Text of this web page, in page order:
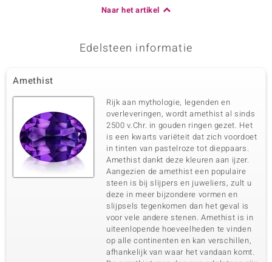
Naar het artikel
Edelsteen informatie
Amethist
Rijk aan mythologie, legenden en
overleveringen, wordt amethist al sinds
2500 v.Chr. in gouden ringen gezet. Het
is een kwarts variëteit dat zich voordoet
in tinten van pastelroze tot dieppaars.
Amethist dankt deze kleuren aan ijzer.
Aangezien de amethist een populaire
steen is bij slijpers en juweliers, zult u
deze in meer bijzondere vormen en
slijpsels tegenkomen dan het geval is
voor vele andere stenen. Amethist is in
uiteenlopende hoeveelheden te vinden
op alle continenten en kan verschillen,
afhankelijk van waar het vandaan komt.